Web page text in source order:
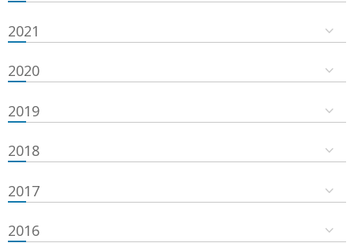
2021
2020
2019
2018
2017
2016